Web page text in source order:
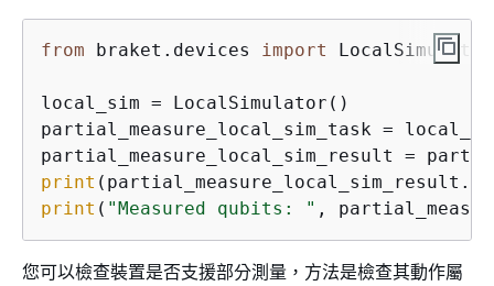
from braket.devices import LocalSimulator
local_sim = LocalSimulator()
partial_measure_local_sim_task =
print
print ( "Measured qubits: " ,
您可以檢查裝置是否支援部分測量，方法是檢查其動作屬